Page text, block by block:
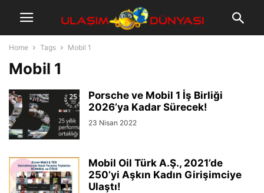
Home Tags Mobil 1
Mobil 1
Porsche ve Mobil 1 İş Birliği
2026’ya Kadar Sürecek!
23 Nisan 2022
Mobil Oil Türk A.Ş., 2021’de
250’yi Aşkın Kadın Girişimciye
Ulaştı!